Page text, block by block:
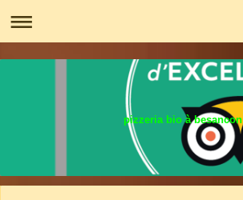
pizzeria bio à besancon